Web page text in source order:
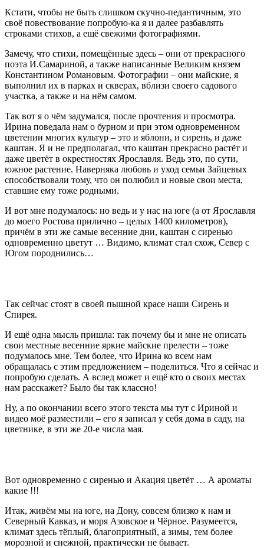
Кстати, чтобы не быть слишком скучно-педантичным, это
своё повествование попробую-ка я и далее разбавлять
строками стихов, а ещё свежими фотографиями.
Замечу, что стихи, помещённые здесь – они от прекрасного
поэта И.Самариной, а также написанные Великим князем
Константином Романовым. Фотографии – они майские, я
выполнил их в парках и скверах, вблизи своего садового
участка, а также и на нём самом.
Так вот я о чём задумался, после прочтения и просмотра.
Ирина поведала нам о бурном и при этом одновременном
цветении многих культур – это и яблони, и сирень, и даже
каштан. Я и не предполагал, что каштан прекрасно растёт и
даже цветёт в окрестностях Ярославля. Ведь это, по сути,
южное растение. Наверняка любовь и уход семьи Зайцевых
способствовали тому, что он полюбил и новые свои места,
ставшие ему тоже родными.
И вот мне подумалось: но ведь и у нас на юге (а от Ярославля
до моего Ростова прилично – целых 1400 километров),
причём в эти же самые весенние дни, каштан с сиренью
одновременно цветут … Видимо, климат стал схож, Север с
Югом породнились…
Так сейчас стоят в своей пышной красе наши Сирень и
Спирея.
И ещё одна мысль пришла: так почему бы и мне не описать
свои местные весенние яркие майские прелести – тоже
подумалось мне. Тем более, что Ирина ко всем нам
обращалась с этим предложением – поделиться. Что я сейчас и
попробую сделать. А вслед может и ещё кто о своих местах
нам расскажет? Было бы так классно!
Ну, а по окончании всего этого текста мы тут с Ириной и
видео моё разместили – его я записал у себя дома в саду, на
цветнике, в эти же 20-е числа мая.
Вот одновременно с сиренью и Акация цветёт … А ароматы
какие !!!
Итак, живём мы на юге, на Дону, совсем близко к нам и
Северный Кавказ, и моря Азовское и Чёрное. Разумеется,
климат здесь тёплый, благоприятный, а зимы, тем более
морозной и снежной, практически не бывает.